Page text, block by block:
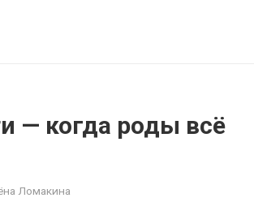
— когда роды всё
Ломакина